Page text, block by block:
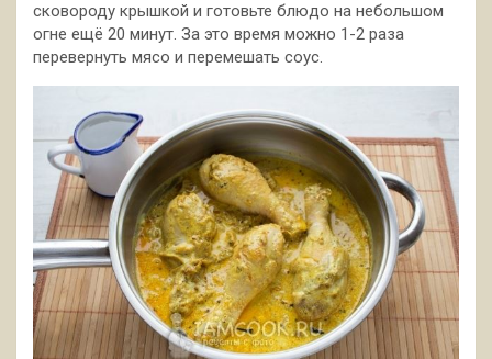
сковороду крышкой и готовьте блюдо на небольшом
огне ещё 20 минут. За это время можно 1-2 раза
перевернуть мясо и перемешать соус.